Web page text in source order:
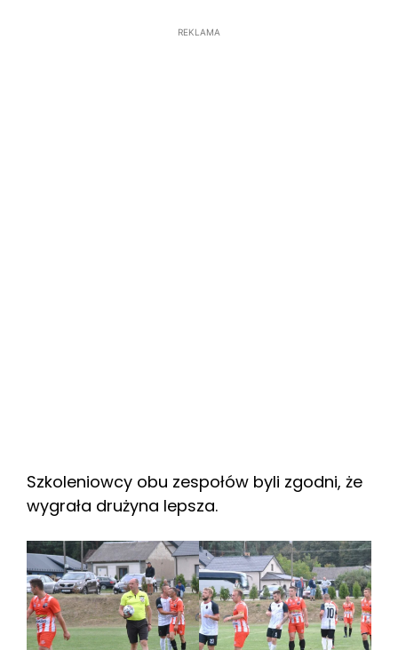
REKLAMA
Szkoleniowcy obu zespołów byli zgodni, że
wygrała drużyna lepsza.